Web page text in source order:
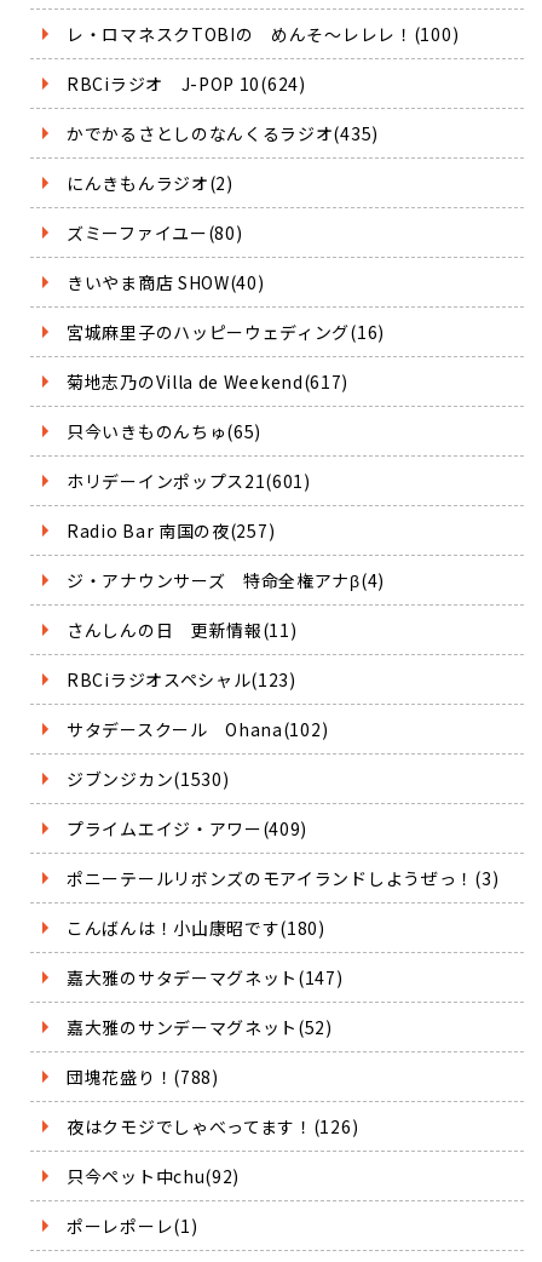
レ・ロマネスクTOBIの めんそ～レレレ！(100)
RBCiラジオ J-POP 10(624)
かでかるさとしのなんくるラジオ(435)
にんきもんラジオ(2)
ズミーファイユー(80)
きいやま商店 SHOW(40)
宮城麻里子のハッピーウェディング(16)
菊地志乃のVilla de Weekend(617)
只今いきものんちゅ(65)
ホリデーインポップス21(601)
Radio Bar 南国の夜(257)
ジ・アナウンサーズ 特命全権アナβ(4)
さんしんの日 更新情報(11)
RBCiラジオスペシャル(123)
サタデースクール Ohana(102)
ジブンジカン(1530)
プライムエイジ・アワー(409)
ポニーテールリボンズのモアイランドしようぜっ！(3)
こんばんは！小山康昭です(180)
嘉大雅のサタデーマグネット(147)
嘉大雅のサンデーマグネット(52)
団塊花盛り！(788)
夜はクモジでしゃべってます！(126)
只今ペット中chu(92)
ポーレポーレ(1)